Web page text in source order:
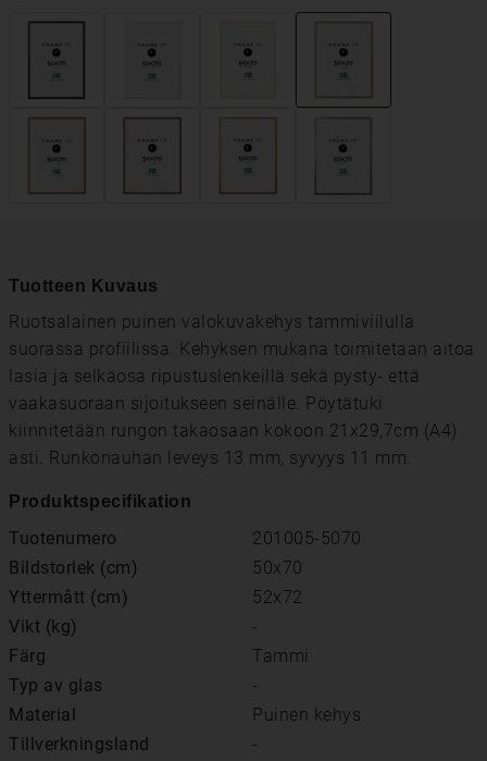
Tuotteen Kuvaus
Ruotsalainen puinen valokuvakehys tammiviilulla
suorassa profiilissa. Kehyksen mukana toimitetaan aitoa
lasia ja selkäosa ripustuslenkeillä sekä pysty- että
vaakasuoraan sijoitukseen seinälle. Pöytätuki
kiinnitetään rungon takaosaan kokoon 21x29,7cm (A4)
asti. Runkonauhan leveys 13 mm, syvyys 11 mm.
Produktspecifikation
Tuotenumero
201005-5070
Bildstorlek (cm)
50x70
Yttermått (cm)
52x72
Vikt (kg)
-
Färg
Tammi
Typ av glas
-
Material
Puinen kehys
Tillverkningsland
-